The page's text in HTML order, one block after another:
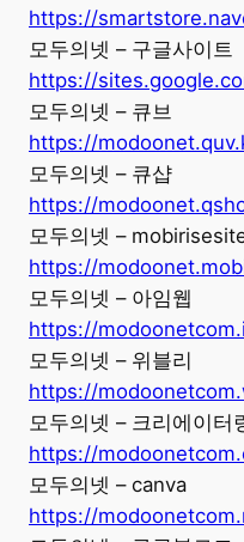
https://
모두의넷 – 구글사이트
https://
모두의넷 – 큐브
https://
모두의넷 – 큐샵
https://
모두의넷 –
https://
모두의넷 – 아임웹
https://
모두의넷 – 위블리
https://
모두의넷 – 크리에이터
https://
모두의넷 – canva
https://